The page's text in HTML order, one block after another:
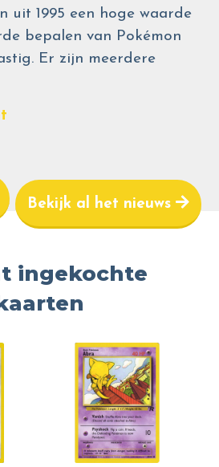
uit 1995 een hoge waarde
bepalen van Pokémon
Er zijn meerdere
Bekijk al het nieuws
ingekochte